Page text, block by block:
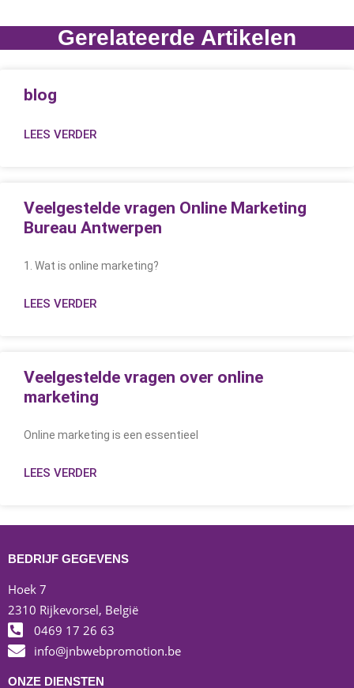
Gerelateerde Artikelen
blog
LEES VERDER
Veelgestelde vragen Online Marketing
Bureau Antwerpen
1. Wat is online marketing?
LEES VERDER
Veelgestelde vragen over online
marketing
Online marketing is een essentieel
LEES VERDER
BEDRIJF GEGEVENS
Hoek 7
2310 Rijkevorsel, België
0469 17 26 63
info@jnbwebpromotion.be
ONZE DIENSTEN